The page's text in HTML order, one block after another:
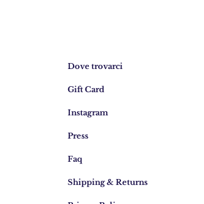
Dove trovarci
Gift Card
Instagram
Press
Faq
Shipping & Returns